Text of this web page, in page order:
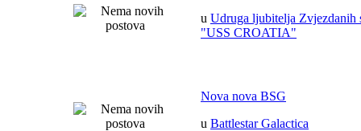
u Udruga ljubitelja Zvjezdanih
"USS CROATIA"
Nova nova BSG
u Battlestar Galactica